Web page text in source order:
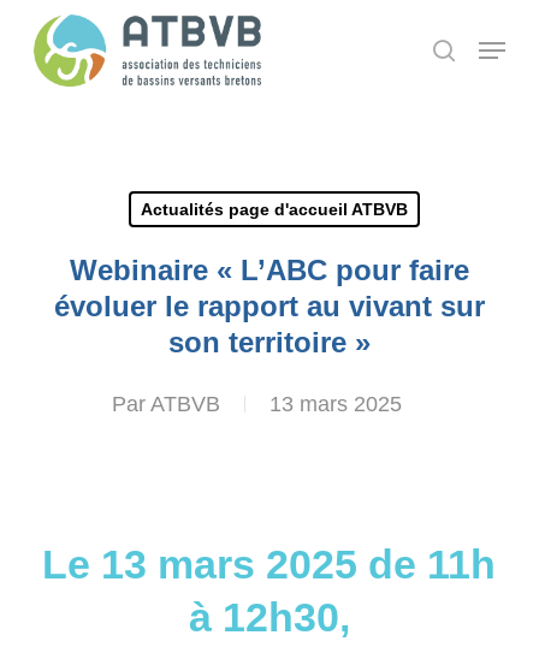
search
Menu
Actualités page d'accueil ATBVB
Webinaire « L’ABC pour faire
évoluer le rapport au vivant sur
son territoire »
Par ATBVB 13 mars 2025
Le 13 mars 2025 de 11h
à 12h30,
Panneau de gestion des cookies